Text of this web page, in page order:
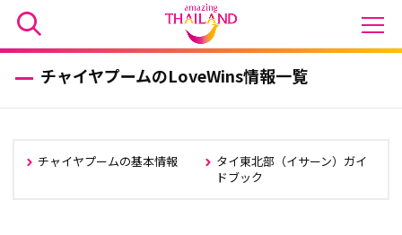
チャイヤプームのLoveWins情報一覧
チャイヤプームの基本情報
タイ東北部（イサーン）ガイ
ドブック